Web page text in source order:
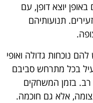
יוצא דופן, עם
תנועותיהם
נוכחות גדולה ואופי
בכל מתרחש סביבם
בזמן המשחקים
אלא גם חוכמה.